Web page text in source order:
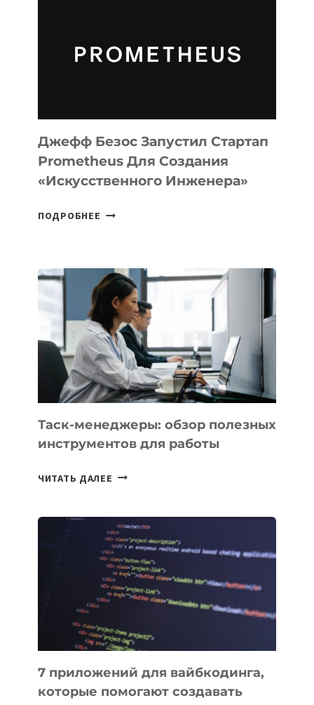
ДЛЯ
ПРОГРАММИРОВАНИЯ
И
LINUX
Джефф Безос Запустил Стартап
Prometheus Для Создания
«искусственного Инженера»
ПОДРОБНЕЕ ДЖЕФФ
PROMETHEUS
ДЛЯ
СОЗДАНИЯ
«ИСКУССТВЕННОГО
ИНЖЕНЕРА»
Таск-менеджеры: обзор полезных
инструментов для работы
ЧИТАТЬ ДАЛЕЕ ТАСК-
ПОЛЕЗНЫХ
ИНСТРУМЕНТОВ
ДЛЯ
РАБОТЫ
7 приложений для вайбкодинга,
которые помогают создавать